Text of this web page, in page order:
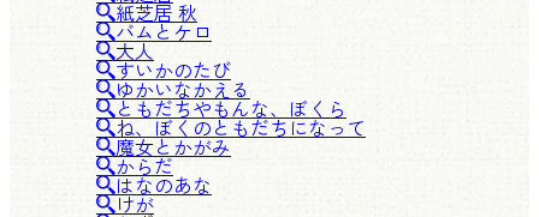
紙芝居 秋
バムとケロ
大人
すいかのたび
ゆかいなかえる
ともだちやもんな、ぼくら
ね、ぼくのともだちになって
魔女とかがみ
からだ
はなのあな
けが